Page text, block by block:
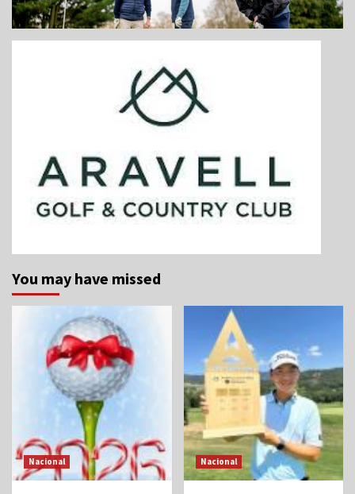
You may have missed
Nacional Nacional